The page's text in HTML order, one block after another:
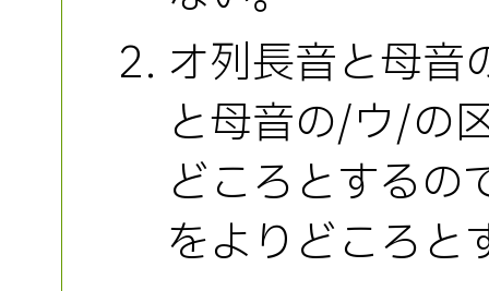
オ列長音と母
と母音の/ウ/の
どころとするの
をよりどころと